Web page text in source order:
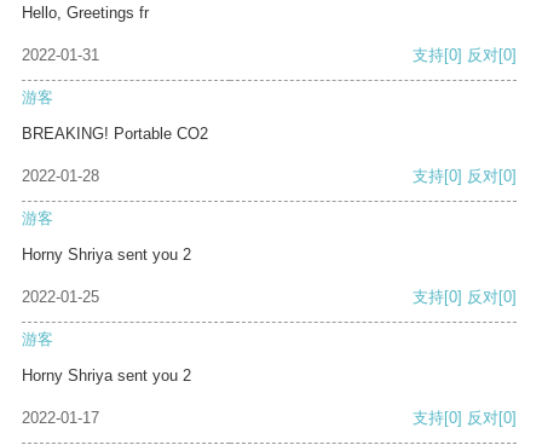
Hello, Greetings fr
2022-01-31 支持[0] 反对[0]
游客
BREAKING! Portable CO2
2022-01-28 支持[0] 反对[0]
游客
Horny Shriya sent you 2
2022-01-25 支持[0] 反对[0]
游客
Horny Shriya sent you 2
2022-01-17 支持[0] 反对[0]